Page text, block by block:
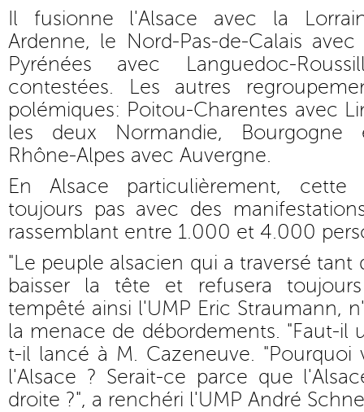
Il fusionne l'Alsace avec la
Ardenne, le Nord-Pas-de-Calais
Pyrénées avec Languedoc-
contestées. Les autres
polémiques: Poitou-Charentes avec
les deux Normandie, Bourgogne
Rhône-Alpes avec Auvergne.
En Alsace particulièrement,
toujours pas avec des
rassemblant entre 1.000 et 4.000
"Le peuple alsacien qui a traversé tant
baisser la tête et refusera
tempêté ainsi l'UMP Eric Straumann,
la menace de débordements. "Faut-il
t-il lancé à M. Cazeneuve. "Pourquoi
l'Alsace ? Serait-ce parce que
droite ?", a renchéri l'UMP André